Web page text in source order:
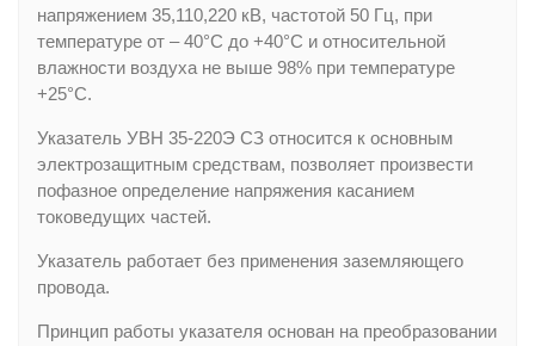
напряжением 35,110,220 кВ, частотой 50 Гц, при
температуре от – 40°С до +40°С и относительной
влажности воздуха не выше 98% при температуре
+25°С.
Указатель УВН 35-220Э СЗ относится к основным
электрозащитным средствам, позволяет произвести
пофазное определение напряжения касанием
токоведущих частей.
Указатель работает без применения заземляющего
провода.
Принцип работы указателя основан на преобразовании